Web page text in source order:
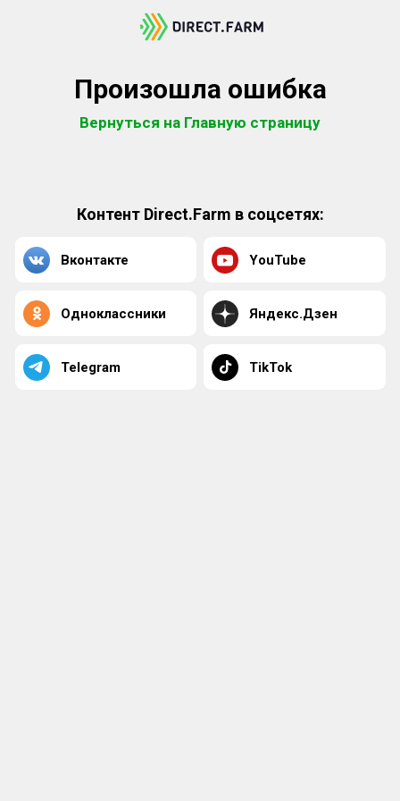
Произошла ошибка
Вернуться на Главную страницу
Контент Direct.Farm в соцсетях:
Вконтакте YouTube
Одноклассники Яндекс.Дзен
Telegram TikTok